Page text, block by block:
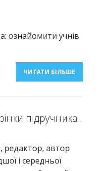
ознайомити учнів
ЧИТАТИ БІЛЬШЕ
підручника.
редактор, автор
і середньої